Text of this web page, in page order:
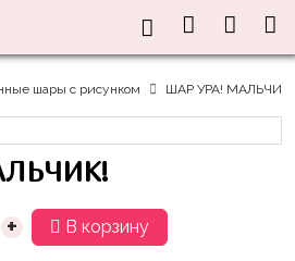
шары с рисунком ШАР УРА! МАЛЬЧИК!
+ В корзину